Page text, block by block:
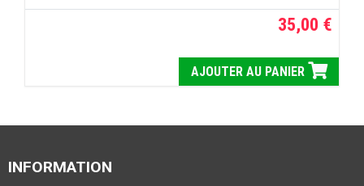
35,00 €
AJOUTER AU PANIER
INFORMATION